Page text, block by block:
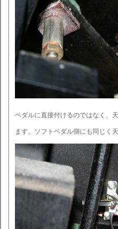
ペダルに直接付けるのではなく、
ます。ソフトペダル側にも同じく